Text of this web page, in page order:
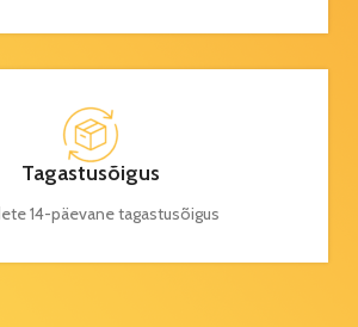
Tagastusõigus
14-päevane tagastusõigus